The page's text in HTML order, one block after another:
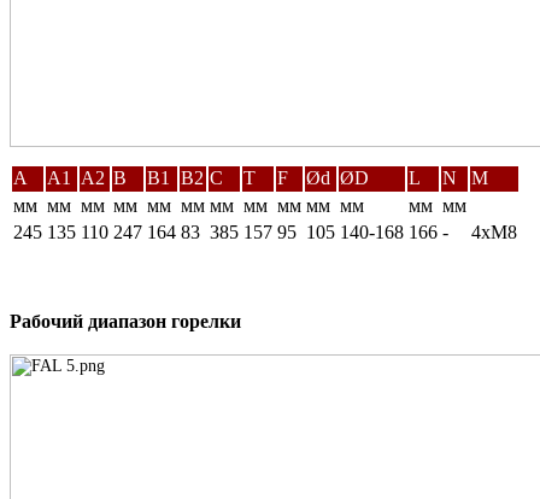
A A1 A2 B B1 B2 C T F Ød ØD L N
M
мм мм мм мм мм мм мм мм мм мм мм мм мм
245 135 110 247 164 83 385 157 95 105 140-168 166 - 4xM8
Рабочий диапазон горелки